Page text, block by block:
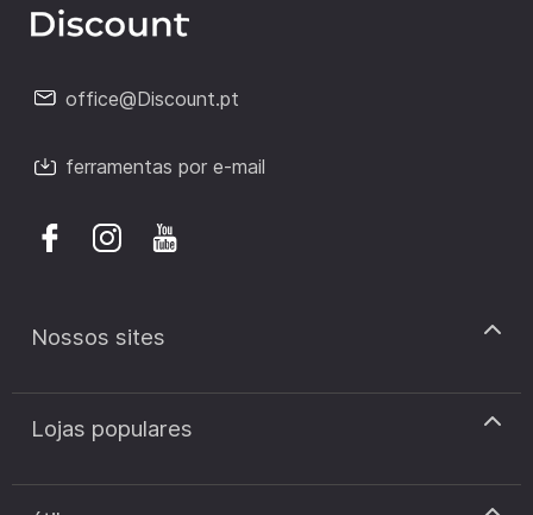
office@Discount.pt
ferramentas por e-mail
Nossos sites
discount.pt
discount.sk
Lojas populares
Cupão de desconto Zooplus